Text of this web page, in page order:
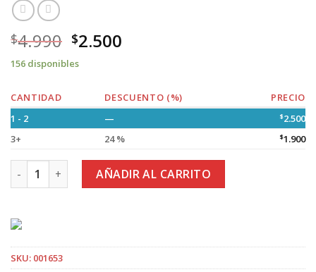
$4.990 $2.500
156 disponibles
CANTIDAD DESCUENTO (%)
PRECIO
1 - 2
— $2.500
3+
24 % $1.900
Guatero Eléctrico Color Café - Variedad de Diseños cantidad
AÑADIR AL CARRITO
SKU: 001653